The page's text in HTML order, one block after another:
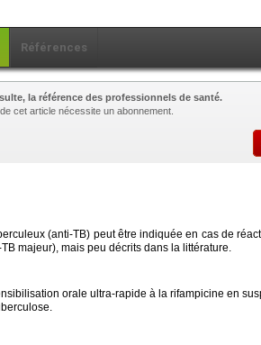
Références
la référence des professionnels de santé.
cet article nécessite un abonnement.
(anti-TB) peut être indiquée en cas de
majeur), mais peu décrits dans la littérature.
orale ultra-rapide à la rifampicine en